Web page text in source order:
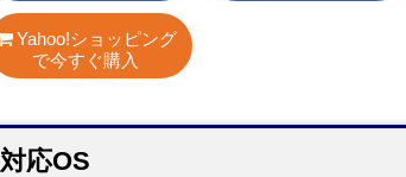
Yahoo!ショッピング
で今すぐ購入
対応OS